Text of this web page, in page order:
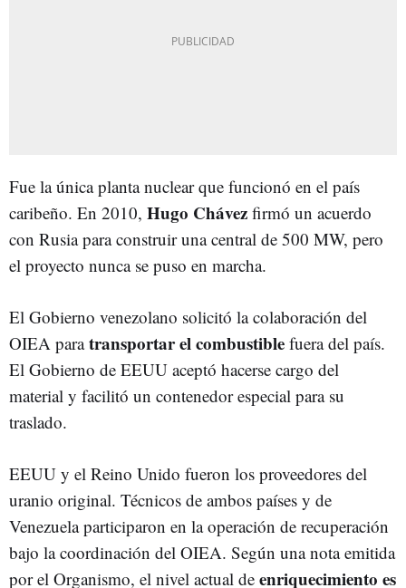
Fue la única planta nuclear que funcionó en el país
caribeño. En 2010, Hugo Chávez firmó un acuerdo
con Rusia para construir una central de 500 MW, pero
el proyecto nunca se puso en marcha.
El Gobierno venezolano solicitó la colaboración del
OIEA paratransportar el combustible fuera del país.
El Gobierno de EEUU aceptó hacerse cargo del
material y facilitó un contenedor especial para su
traslado.
EEUU y el Reino Unido fueron los proveedores del
uranio original. Técnicos de ambos países y de
Venezuela participaron en la operación de recuperación
bajo la coordinación del OIEA. Según una nota emitida
por el Organismo, el nivel actual de enriquecimiento es